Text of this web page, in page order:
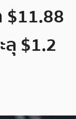
$11.88
ลุ $1.2